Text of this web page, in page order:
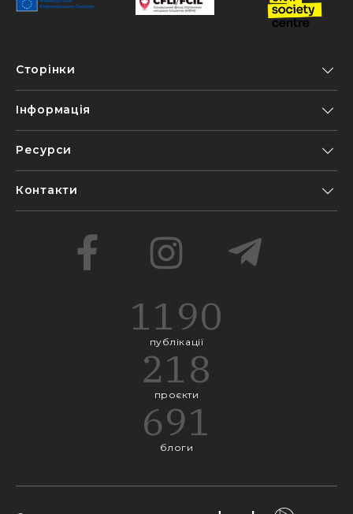
Сторінки
Інформація
Ресурси
Контакти
1190
публікації
218
проєкти
691
блоги